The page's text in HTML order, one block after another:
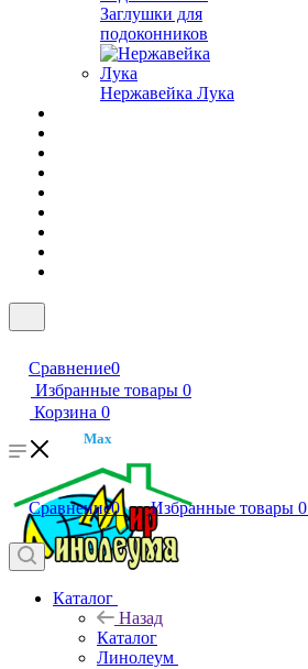
Заглушки для
подоконников
Нержавейка Лука
Сравнение0
Избранные товары 0
Корзина 0
Max
Сравнение0 Избранные товары 0
Каталог
Назад
Каталог
Линолеум